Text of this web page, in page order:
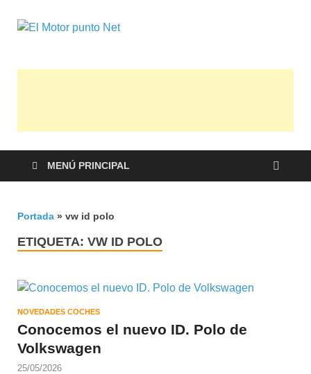
punto Net
MENÚ PRINCIPAL
Portada » vw id polo
ETIQUETA: VW ID POLO
NOVEDADES COCHES
Conocemos el nuevo ID. Polo de
Volkswagen
25/05/2026